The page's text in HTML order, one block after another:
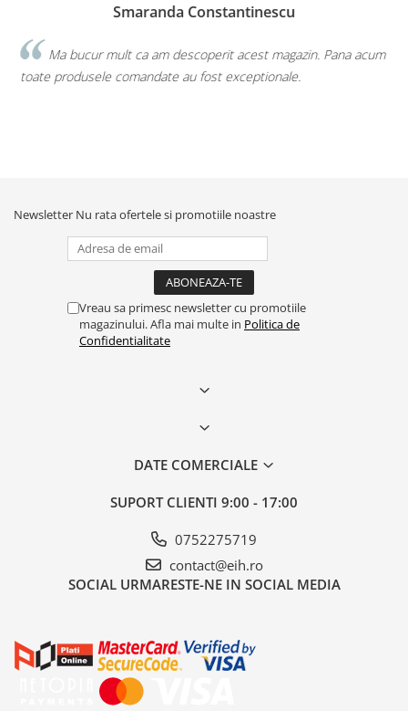
Smaranda Constantinescu
Ma bucur mult ca am descoperit acest magazin. Pana acum
toate produsele comandate au fost exceptionale.
Newsletter Nu rata ofertele si promotiile noastre
Vreau sa primesc newsletter cu promotiile
magazinului. Afla mai multe in Politica de
Confidentialitate
DATE COMERCIALE
SUPORT CLIENTI 9:00 - 17:00
0752275719
contact@eih.ro
SOCIAL URMARESTE-NE IN SOCIAL MEDIA